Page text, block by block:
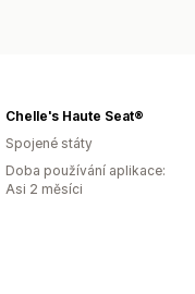
Chelle's Haute Seat®
Spojené státy
Doba používání aplikace:
Asi 2 měsíci